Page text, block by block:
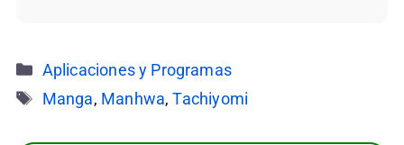
Categorías
Aplicaciones y Programas
Etiquetas
Manga, Manhwa,Tachiyomi